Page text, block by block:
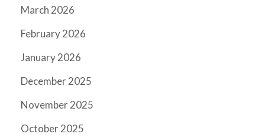
March 2026
February 2026
January 2026
December 2025
November 2025
October 2025